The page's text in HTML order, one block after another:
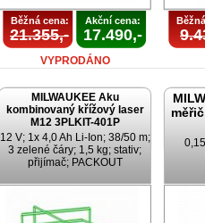
Běžná cena:
21.355,-
Akční cena:
17.490,-
VYPRODÁNO
MILWAUKEE Aku
kombinovaný křížový laser
M12 3PLKIT-401P
12 V; 1x 4,0 Ah Li-Ion; 38/50 m;
3 zelené čáry; 1,5 kg; stativ;
přijímač; PACKOUT